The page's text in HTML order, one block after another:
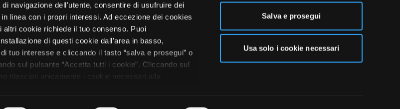
navigazione dell'utente, consentire di usufruire dei
linea con i propri interessi. Ad eccezione dei cookies
altri cookie richiede il tuo consenso. Puoi
di questi cookie dall’area in basso,
tuo interesse e cliccando il tasto “salva e prosegui” o
sul pulsante “Accetta tutti i cookie”. Cliccando sul
rilasciati unicamente i cookie necessari alla
Salva e prosegui
Usa solo i cookie necessari
DJ Mag Chi Siamo Biglietti Vivo Club